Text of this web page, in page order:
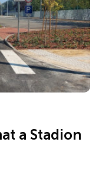
a Stadion